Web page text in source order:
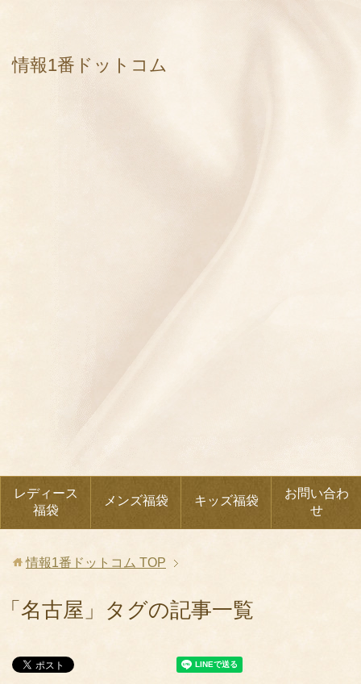
情報1番ドットコム
レディース
福袋
メンズ福袋 キッズ福袋
お問い合わ
せ
情報1番ドットコム TOP
「名古屋」タグの記事一覧